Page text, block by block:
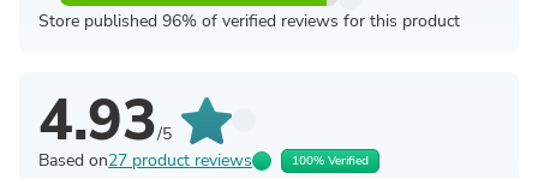
Store published 96% of verified reviews for this product
4.93/5
Based on27 product reviews 100% Verified